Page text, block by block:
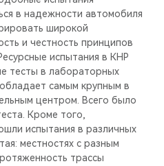
в надежности автомобиля
широкой
и честность принципов
испытания в КНР
тесты в лабораторных
обладает самым крупным в
центром. Всего было
Кроме того,
испытания в различных
местностях с разным
трассы